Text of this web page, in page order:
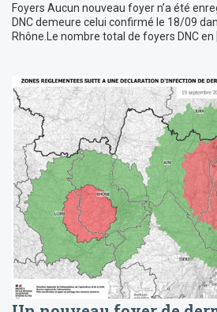
Foyers Aucun nouveau foyer n’a été
DNC demeure celui confirmé le 18/09
Rhône.Le nombre total de foyers DNC en